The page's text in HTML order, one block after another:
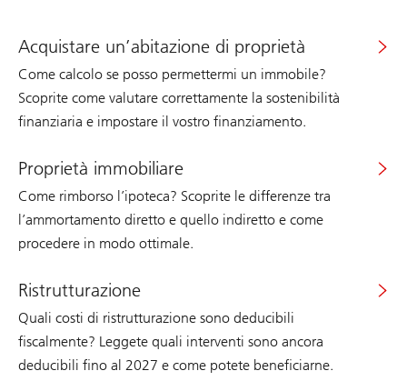
Acquistare un’abitazione di proprietà
Come calcolo se posso permettermi un immobile?
Scoprite come valutare correttamente la sostenibilità
finanziaria e impostare il vostro finanziamento.
Proprietà immobiliare
Come rimborso l’ipoteca? Scoprite le differenze tra
l’ammortamento diretto e quello indiretto e come
procedere in modo ottimale.
Ristrutturazione
Quali costi di ristrutturazione sono deducibili
fiscalmente? Leggete quali interventi sono ancora
deducibili fino al 2027 e come potete beneficiarne.